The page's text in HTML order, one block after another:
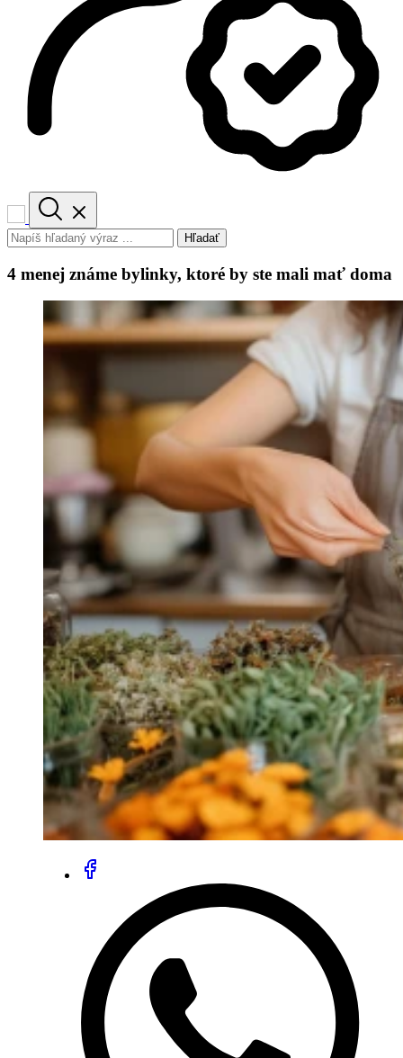
Hľadať
4 menej známe bylinky, ktoré by ste mali mať doma